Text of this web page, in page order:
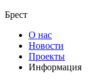
Брест
О нас
Новости
Проекты
Информация